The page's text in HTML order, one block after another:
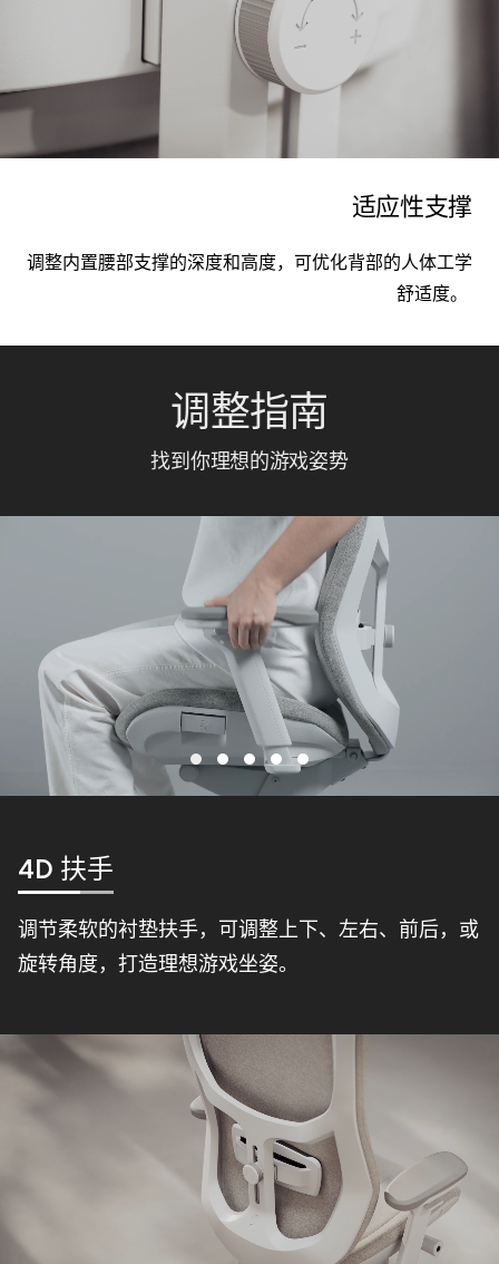
适应性支撑
调整内置腰部支撑的深度和高度， 可优化背部的人体工学
舒适度。
调整指南
找到你理想的游戏姿势
腰部支撑
调整内置腰部支撑的深度和高度，以最佳化背部的人
体工学舒适性。